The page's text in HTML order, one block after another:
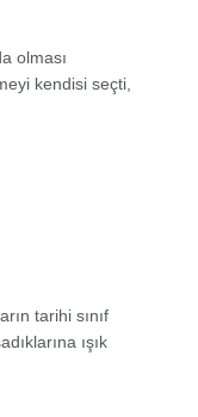
olması
kendisi seçti,
tarihi sınıf
ışık